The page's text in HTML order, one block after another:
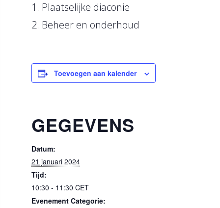
1. Plaatselijke diaconie
2. Beheer en onderhoud
Toevoegen aan kalender
GEGEVENS
Datum:
21 januari 2024
Tijd:
10:30 - 11:30 CET
Evenement Categorie: